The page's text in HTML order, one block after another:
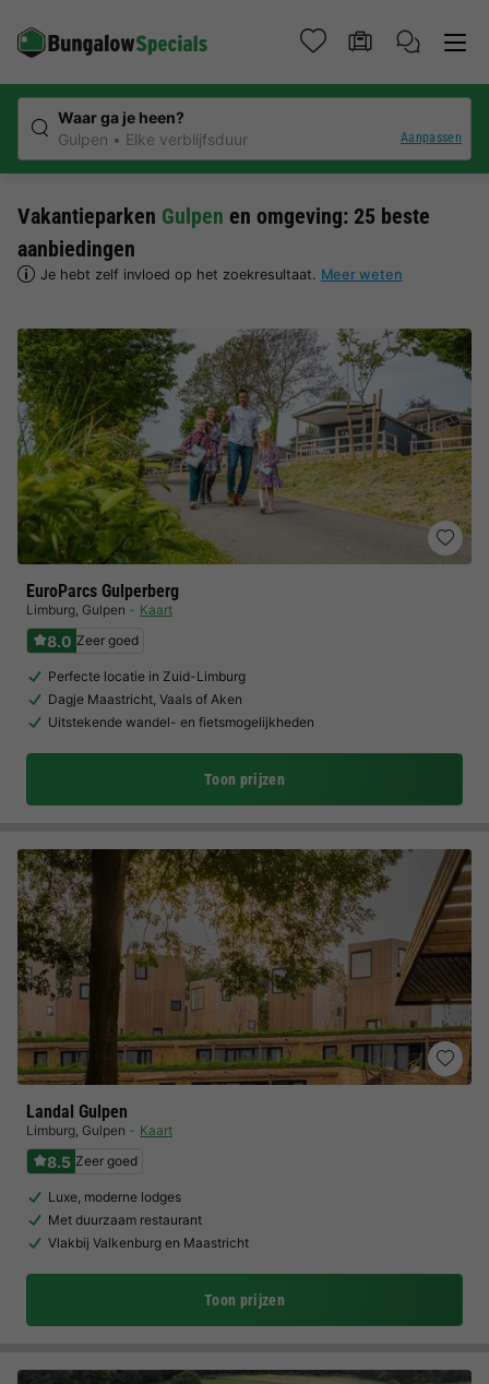
Waar ga je heen?
Gulpen
Elke verblijfsduur Aanpassen
Vakantieparken Gulpen en omgeving: 25 beste
aanbiedingen
Je hebt zelf invloed op het zoekresultaat. Meer weten
EuroParcs Gulperberg
Limburg, Gulpen Kaart
8.0 Zeer goed
Perfecte locatie in Zuid-Limburg
Dagje Maastricht, Vaals of Aken
Uitstekende wandel- en fietsmogelijkheden
Toon prijzen
Landal Gulpen
Limburg, Gulpen Kaart
8.5 Zeer goed
Luxe, moderne lodges
Met duurzaam restaurant
Vlakbij Valkenburg en Maastricht
Toon prijzen